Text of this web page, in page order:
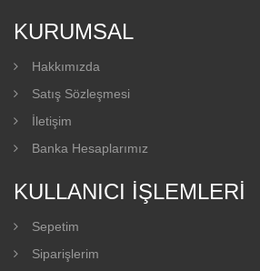
KURUMSAL
Hakkımızda
Satış Sözleşmesi
İletişim
Banka Hesaplarımız
KULLANICI İŞLEMLERI
Sepetim
Siparişlerim